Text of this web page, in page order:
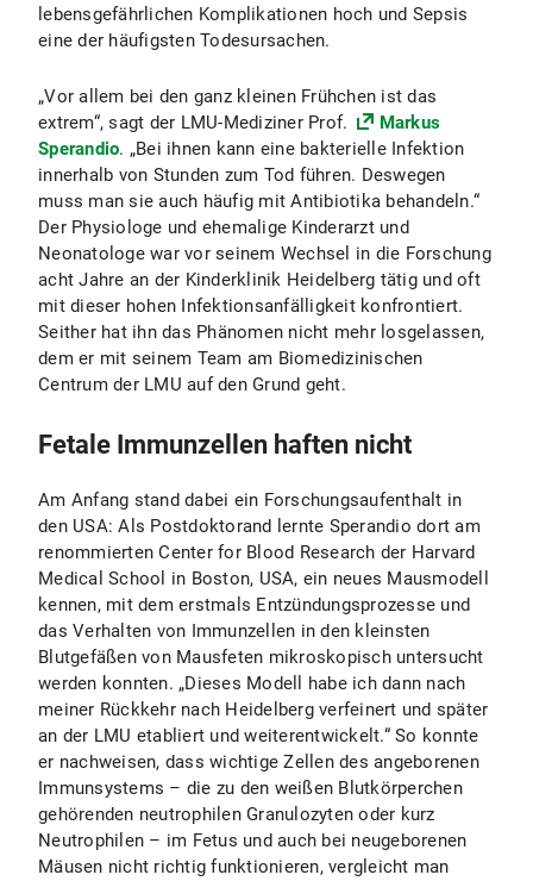
lebensgefährlichen Komplikationen hoch und Sepsis
eine der häufigsten Todesursachen.
„Vor allem bei den ganz kleinen Frühchen ist das
extrem“, sagt der LMU-Mediziner Prof.
Markus
Sperandio. „Bei ihnen kann eine bakterielle Infektion
innerhalb von Stunden zum Tod führen. Deswegen
muss man sie auch häufig mit Antibiotika behandeln.“
Der Physiologe und ehemalige Kinderarzt und
Neonatologe war vor seinem Wechsel in die Forschung
acht Jahre an der Kinderklinik Heidelberg tätig und oft
mit dieser hohen Infektionsanfälligkeit konfrontiert.
Seither hat ihn das Phänomen nicht mehr losgelassen,
dem er mit seinem Team am Biomedizinischen
Centrum der LMU auf den Grund geht.
Fetale Immunzellen haften nicht
Am Anfang stand dabei ein Forschungsaufenthalt in
den USA: Als Postdoktorand lernte Sperandio dort am
renommierten Center for Blood Research der Harvard
Medical School in Boston, USA, ein neues Mausmodell
kennen, mit dem erstmals Entzündungsprozesse und
das Verhalten von Immunzellen in den kleinsten
Blutgefäßen von Mausfeten mikroskopisch untersucht
werden konnten. „Dieses Modell habe ich dann nach
meiner Rückkehr nach Heidelberg verfeinert und später
an der LMU etabliert und weiterentwickelt.“ So konnte
er nachweisen, dass wichtige Zellen des angeborenen
Immunsystems – die zu den weißen Blutkörperchen
gehörenden neutrophilen Granulozyten oder kurz
Neutrophilen – im Fetus und auch bei neugeborenen
Mäusen nicht richtig funktionieren, vergleicht man